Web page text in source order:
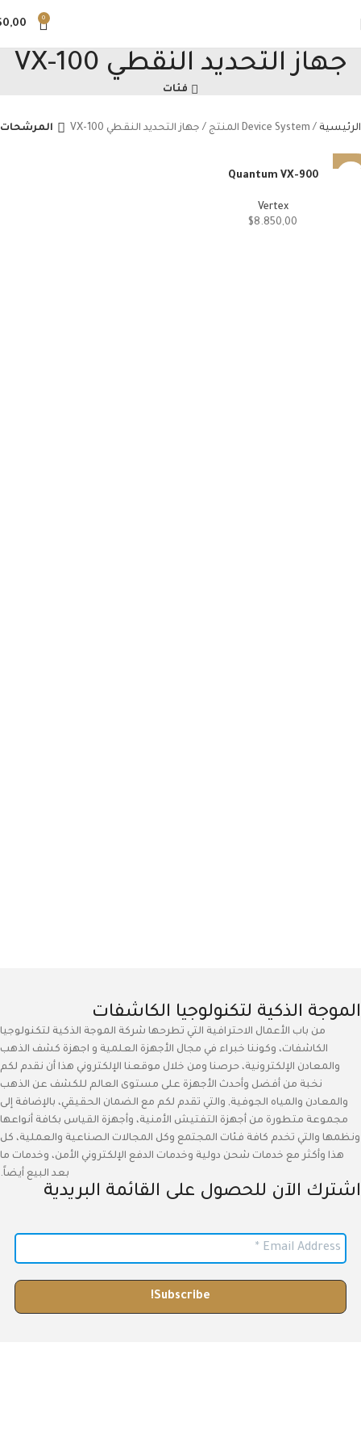
0
0,00
جهاز التحديد النقطي VX-100
فئات
الرئيسية Device System المنتج جهاز التحديد النقطي VX-100 المرشحات
Quantum VX-900
Vertex
$8.850,00
الموجة الذكية لتكنولوجيا الكاشفات
من باب الأعمال الاحترافية التي تطرحها شركة الموجة الذكية لتكنولوجيا
الكاشفات، وكوننا خبراء في مجال الأجهزة العلمية و اجهزة كشف الذهب
والمعادن الإلكترونية، حرصنا ومن خلال موقعنا الإلكتروني هذا أن نقدم لكم
نخبة من أفضل وأحدث الأجهزة على مستوى العالم للكشف عن الذهب
والمعادن والمياه الجوفية, والتي تقدم لكم مع الضمان الحقيقي، بالإضافة إلى
مجموعة متطورة من أجهزة التفتيش الأمنية، وأجهزة القياس بكافة أنواعها
ونظمها والتي تخدم كافة فئات المجتمع وكل المجالات الصناعية والعملية، كل
هذا وأكثر مع خدمات شحن دولية وخدمات الدفع الإلكتروني الأمن، وخدمات ما
بعد البيع أيضاً.
اشترك الآن للحصول على القائمة البريدية